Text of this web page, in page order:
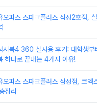
오피스 스파크플러스 삼성2호점,
시북4 360 실사용 후기: 대학생부
하나로 끝내는 4가지 이유!
오피스 스파크플러스 삼성점, 코엑
정리